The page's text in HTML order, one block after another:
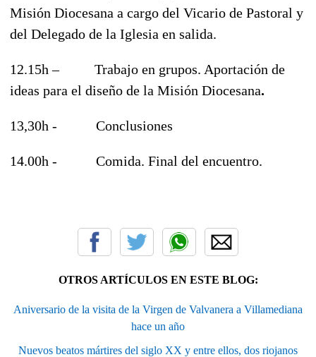
Misión Diocesana a cargo del Vicario de Pastoral y
del Delegado de la Iglesia en salida.
12.15h – Trabajo en grupos. Aportación de
ideas para el diseño de la Misión Diocesana.
13,30h - Conclusiones
14.00h - Comida. Final del encuentro.
OTROS ARTÍCULOS EN ESTE BLOG:
Aniversario de la visita de la Virgen de Valvanera a Villamediana
hace un año
Nuevos beatos mártires del siglo XX y entre ellos, dos riojanos